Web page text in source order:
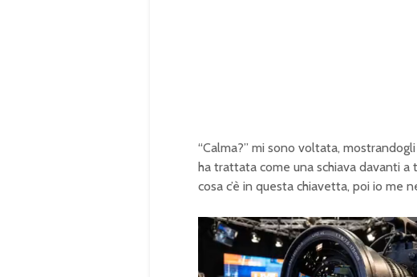
“Calma?” mi sono voltata,
ha trattata come una schiava davanti a
cosa c’è in questa chiavetta, poi io me